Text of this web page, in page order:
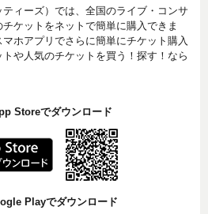
ィーズ）では、全国のライブ・コンサ
ケットをネットで簡単に購入できま
ホアプリでさらに簡単にチケット購入
や人気のチケットを買う！探す！なら
Storeでダウンロード
Playでダウンロード